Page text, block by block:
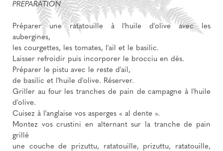
PREPARATION
Préparer une ratatouille à l'huile d'olive avec les
aubergines,
les courgettes, les tomates, l'ail et le basilic.
Laisser refroidir puis incorporer le brocciu en dés.
Préparer le pistu avec le reste d'ail,
de basilic et l'huile d'olive. Réserver.
Griller au four les tranches de pain de campagne à l'huile
d'olive.
Cuisez à l'anglaise vos asperges « al dente ».
Montez vos crustini en alternant sur la tranche de pain
grillé
une couche de prizuttu, ratatouille, prizuttu, ratatouille,